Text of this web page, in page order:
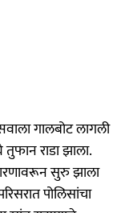
गालबोट लागली
राडा झाला.
सुरु झाला
पोलिसांचा